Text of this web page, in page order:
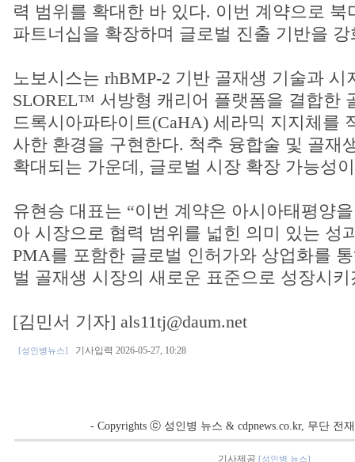
력 범위를 확대한 바 있다. 이번 계약으로 북
파트너십을 확장하며 글로벌 진출 기반을
노보시스는 rhBMP-2 기반 골재생 기술과 시
SLOREL™ 서방형 캐리어 플랫폼을 결합한
드록시아파타이트(CaHA) 세라믹 지지체를
사한 환경을 구현한다. 척추 융합술 및 골재
확대되는 가운데, 글로벌 시장 확장 가능성
유현승 대표는 “이번 계약은 아시아태평양
아 시장으로 협력 범위를 넓힌 의미 있는 성
PMA를 포함한 글로벌 인허가와 상업화를
벌 골재생 시장의 새로운 표준으로 성장시
[김민서 기자] als11tj@daum.net
[성인병뉴스] 기사입력 2026-05-27, 10:28
- Copyrights ⓒ 성인병 뉴스 & cdpnews.co.kr, 무단 전
기사제공 [성인병 뉴스]